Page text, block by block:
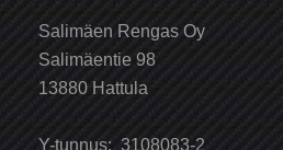
Salimäen Rengas Oy
Salimäentie 98
13880 Hattula
Y-tunnus: 3108083-2